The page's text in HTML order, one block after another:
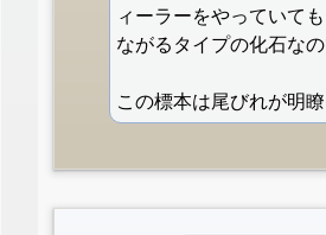
ィーラーをやっていて
ながるタイプの化石なの
この標本は尾びれが明